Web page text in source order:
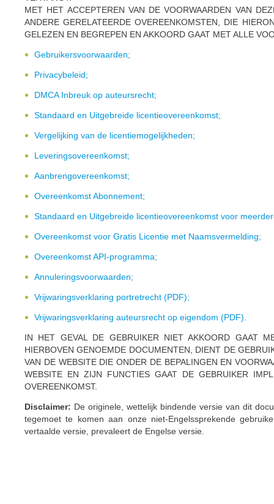
MET HET ACCEPTEREN VAN DE VOORWAARDEN VAN
ANDERE GERELATEERDE OVEREENKOMSTEN, DIE
GELEZEN EN BEGREPEN EN AKKOORD GAAT MET ALLE
Gebruikersvoorwaarden;
Privacybeleid;
DMCA Inbreuk op auteursrecht;
Standaard en Uitgebreide licentieovereenkomst;
Vergelijking van de licentiemogelijkheden;
Leveringsovereenkomst;
Aanbrengovereenkomst;
Overeenkomst Abonnement;
Standaard en Uitgebreide licentieovereenkomst voor
Overeenkomst voor Gratis Licentie met Naamsvermelding;
Overeenkomst API-programma;
Annuleringsvoorwaarden;
Vrijwaringsverklaring portretrecht (PDF);
Vrijwaringsverklaring auteursrecht op eigendom (PDF).
IN HET GEVAL DE GEBRUIKER NIET AKKOORD GAAT
HIERBOVEN GENOEMDE DOCUMENTEN, DIENT DE
VAN DE WEBSITE DIE ONDER DE BEPALINGEN EN
WEBSITE EN ZIJN FUNCTIES GAAT DE GEBRUIKER
OVEREENKOMST.
Disclaimer: De originele, wettelijk bindende versie van dit
tegemoet te komen aan onze niet-Engelssprekende
vertaalde versie, prevaleert de Engelse versie.